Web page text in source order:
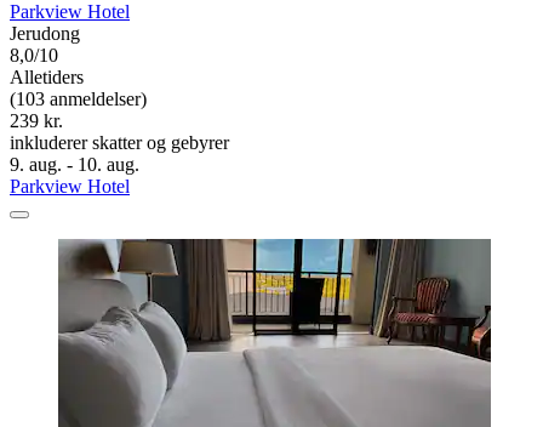
Parkview Hotel
Jerudong
8,0/10
Alletiders
(103 anmeldelser)
239 kr.
inkluderer skatter og gebyrer
9. aug. - 10. aug.
Parkview Hotel